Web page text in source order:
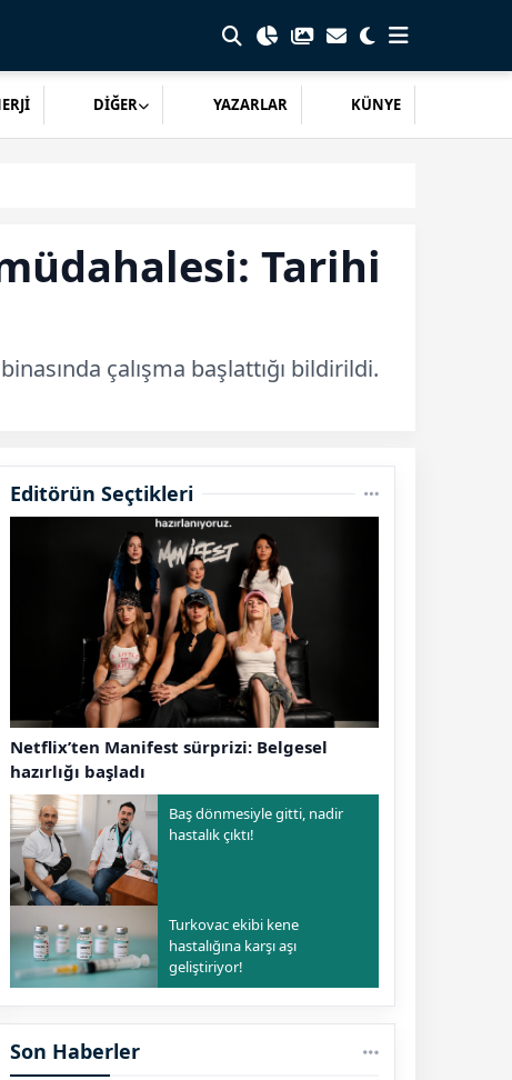
DİĞER YAZARLAR KÜNYE
Tarihi
çalışma başlattığı bildirildi.
Editörün Seçtikleri
Netflix’ten Manifest sürprizi: Belgesel
hazırlığı başladı
Baş dönmesiyle gitti, nadir
hastalık çıktı!
Turkovac ekibi kene
hastalığına karşı aşı
geliştiriyor!
Son Haberler